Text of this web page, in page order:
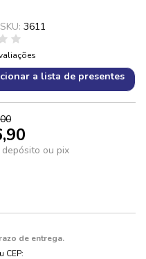
SKU: 3611
a lista de presentes
ou pix
de entrega.
CEP: